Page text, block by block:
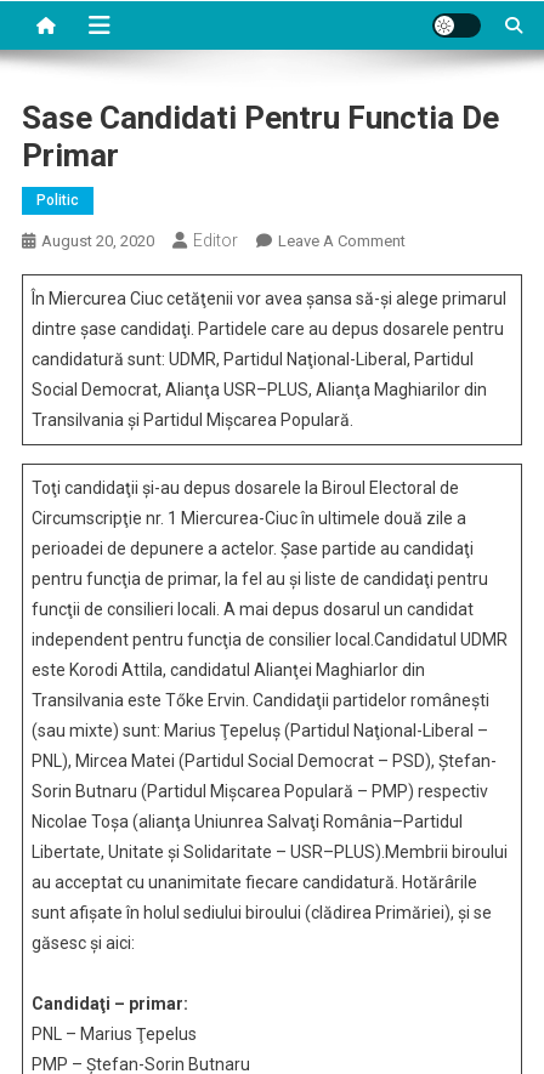
Sase Candidati Pentru Functia De
Primar
Politic
August 20, 2020 Editor Leave A CommentOn
Candidati
Pentru
Functia
De
În Miercurea Ciuc cetăţenii vor avea şansa să-şi alege primarul
dintre şase candidaţi. Partidele care au depus dosarele pentru
candidatură sunt: UDMR, Partidul Naţional-Liberal, Partidul
Social Democrat, Alianţa USR–PLUS, Alianţa Maghiarilor din
Transilvania şi Partidul Mişcarea Populară.
Toţi candidaţii şi-au depus dosarele la Biroul Electoral de
Circumscripţie nr. 1 Miercurea-Ciuc în ultimele două zile a
perioadei de depunere a actelor. Şase partide au candidaţi
pentru funcţia de primar, la fel au şi liste de candidaţi pentru
funcţii de consilieri locali. A mai depus dosarul un candidat
independent pentru funcţia de consilier local.Candidatul UDMR
este Korodi Attila, candidatul Alianţei Maghiarlor din
Transilvania este Tőke Ervin. Candidaţii partidelor româneşti
(sau mixte) sunt: Marius Ţepeluş (Partidul Naţional-Liberal –
PNL), Mircea Matei (Partidul Social Democrat – PSD), Ştefan-
Sorin Butnaru (Partidul Mişcarea Populară – PMP) respectiv
Nicolae Toşa (alianţa Uniunrea Salvaţi România–Partidul
Libertate, Unitate şi Solidaritate – USR–PLUS).Membrii biroului
au acceptat cu unanimitate fiecare candidatură. Hotărârile
sunt afişate în holul sediului biroului (clădirea Primăriei), şi se
găsesc şi aici:
Candidaţi – primar:
PNL – Marius Ţepelus
PMP – Ştefan-Sorin Butnaru